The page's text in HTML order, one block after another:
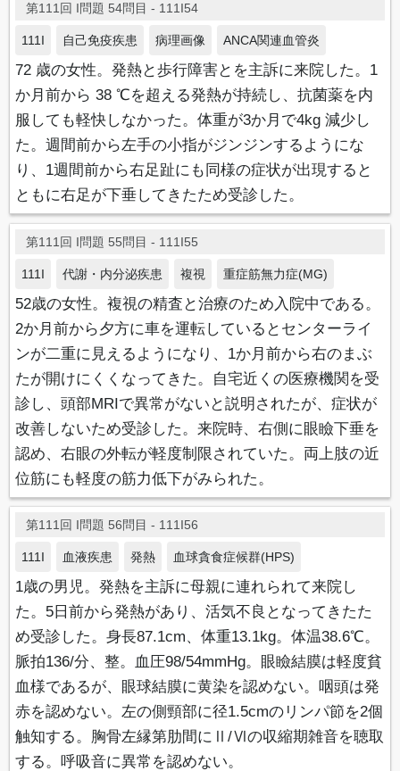
第111回 I問題 54問目 - 111I54
111I 自己免疫疾患 病理画像 ANCA関連血管炎
72 歳の女性。発熱と歩行障害とを主訴に来院した。1
か月前から 38 ℃を超える発熱が持続し、抗菌薬を内
服しても軽快しなかった。体重が3か月で4kg 減少し
た。週間前から左手の小指がジンジンするようにな
り、1週間前から右足趾にも同様の症状が出現すると
ともに右足が下垂してきたため受診した。
第111回 I問題 55問目 - 111I55
111I 代謝・内分泌疾患 複視 重症筋無力症(MG)
52歳の女性。複視の精査と治療のため入院中である。
2か月前から夕方に車を運転しているとセンターライ
ンが二重に見えるようになり、1か月前から右のまぶ
たが開けにくくなってきた。自宅近くの医療機関を受
診し、頭部MRIで異常がないと説明されたが、症状が
改善しないため受診した。来院時、右側に眼瞼下垂を
認め、右眼の外転が軽度制限されていた。両上肢の近
位筋にも軽度の筋力低下がみられた。
第111回 I問題 56問目 - 111I56
111I 血液疾患 発熱 血球貪食症候群(HPS)
1歳の男児。発熱を主訴に母親に連れられて来院し
た。5日前から発熱があり、活気不良となってきたた
め受診した。身長87.1cm、体重13.1kg。体温38.6℃。
脈拍136/分、整。血圧98/54mmHg。眼瞼結膜は軽度貧
血様であるが、眼球結膜に黄染を認めない。咽頭は発
赤を認めない。左の側頸部に径1.5cmのリンパ節を2個
触知する。胸骨左縁第肋間にⅡ/Ⅵの収縮期雑音を聴取
する。呼吸音に異常を認めない。